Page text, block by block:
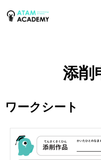
添削
ワークシート